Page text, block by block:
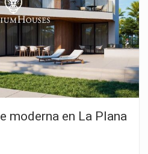
cercana a los servicios
a estar a poca distancia
moderna en La Plana